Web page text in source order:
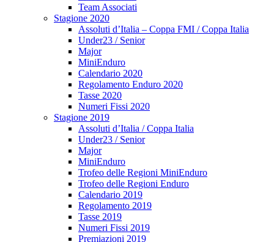
Team Associati
Stagione 2020
Assoluti d’Italia – Coppa FMI / Coppa Italia
Under23 / Senior
Major
MiniEnduro
Calendario 2020
Regolamento Enduro 2020
Tasse 2020
Numeri Fissi 2020
Stagione 2019
Assoluti d’Italia / Coppa Italia
Under23 / Senior
Major
MiniEnduro
Trofeo delle Regioni MiniEnduro
Trofeo delle Regioni Enduro
Calendario 2019
Regolamento 2019
Tasse 2019
Numeri Fissi 2019
Premiazioni 2019